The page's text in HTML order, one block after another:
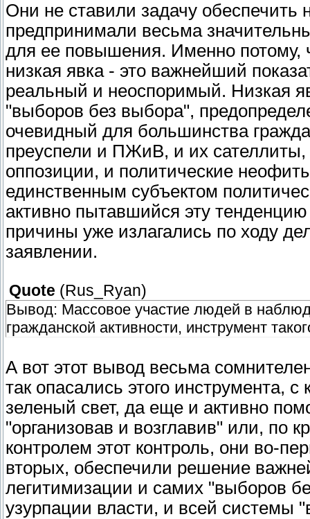
Они не ставили задачу обеспечить
предпринимали весьма
для ее повышения. Именно потому,
низкая явка - это важнейший
реальный и неоспоримый. Низкая
"выборов без выбора",
очевидный для большинства
преуспели и ПЖиВ, и их сателлиты,
оппозиции, и политические
единственным субъектом
активно пытавшийся эту
причины уже излагались по ходу
заявлении.
Quote ( Rus_Ryan)
Вывод: Массовое участие людей в
гражданской активности, инструмент
А вот этот вывод весьма
так опасались этого инструмента,
зеленый свет, да еще и активно
"организовав и возглавив" или, по
контролем этот контроль, они во-
вторых, обеспечили решение
легитимизации и самих "выборов
узурпации власти, и всей системы